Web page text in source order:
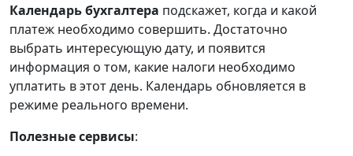
Календарьбухгалтера подскажет, когда и какой
платеж необходимо совершить. Достаточно
выбрать интересующую дату, и появится
информация о том, какие налоги необходимо
уплатить в этот день. Календарь обновляется в
режиме реального времени.
Полезные сервисы: